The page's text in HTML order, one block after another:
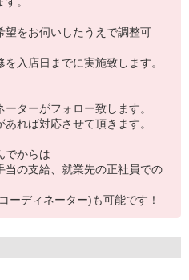
望をお伺いしたうえで調整可
入店日までに実施致します。
ターがフォロー致します。
れば対応させて頂きます。
でからは
の支給、就業先の正社員での
ーディネーター)も可能です！